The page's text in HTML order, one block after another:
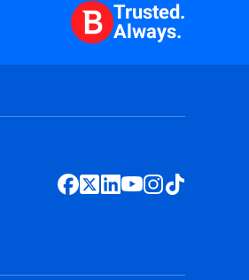
Trusted.
Always.